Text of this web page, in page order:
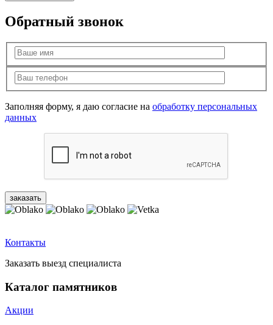
Обратный звонок
Заполняя форму, я даю согласие на обработку персональных
данных
Контакты
Заказать выезд специалиста
Каталог памятников
Акции